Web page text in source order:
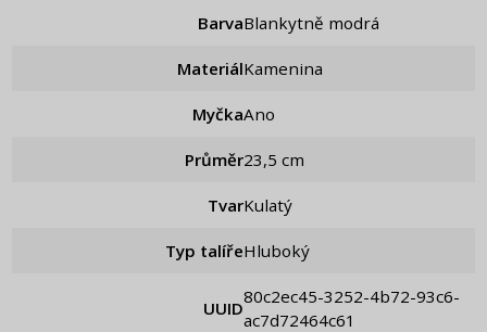
Barva Blankytně modrá
Materiál Kamenina
Myčka Ano
Průměr 23,5 cm
Tvar Kulatý
Typ talíře Hluboký
UUID
80c2ec45-3252-4b72-93c6-
ac7d72464c61